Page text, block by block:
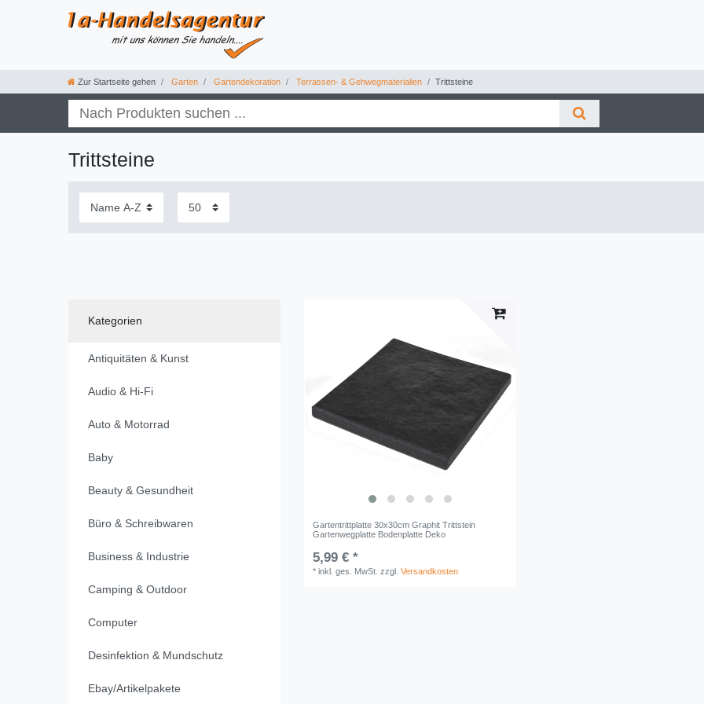
Zur Startseite gehen Garten Gartendekoration Terrassen- & Gehwegmaterialien Trittsteine
Trittsteine
Kategorien
Antiquitäten & Kunst
Audio & Hi-Fi
Auto & Motorrad
Baby
Beauty & Gesundheit
Büro & Schreibwaren
Business & Industrie
Camping & Outdoor
Computer
Desinfektion & Mundschutz
Ebay/Artikelpakete
Gartentrittplatte 30x30cm Graphit Trittstein
Gartenwegplatte Bodenplatte Deko
5,99 € *
*inkl. ges. MwSt. zzgl.Versandkosten